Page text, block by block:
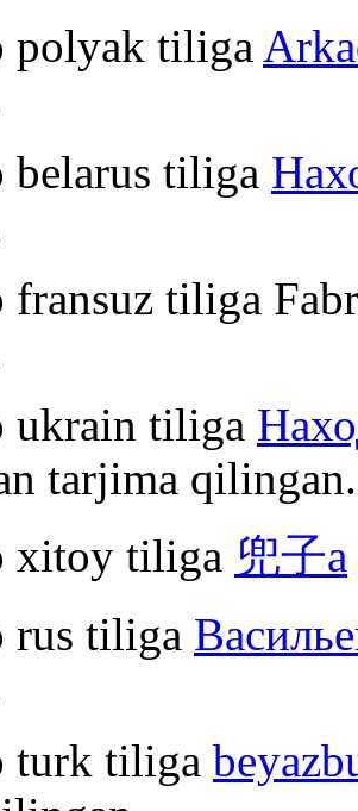
polyak tiliga
belarus tiliga
fransuz tiliga
ukrain tiliga
tarjima qilingan.
xitoy tiliga 兜子a
rus tiliga
turk tiliga